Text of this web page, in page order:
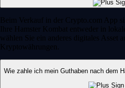
Beim Verkauf in der Crypto.com App
Ihre Hamster Kombat entweder in
wählen Sie ein anderes digitales Asset
Kryptowährungen.
Wie zahle ich mein Guthaben nach dem